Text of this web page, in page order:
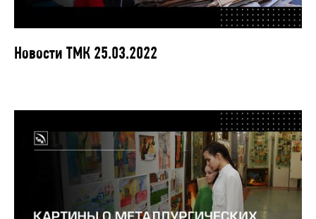
Новости ТМК 25.03.2022